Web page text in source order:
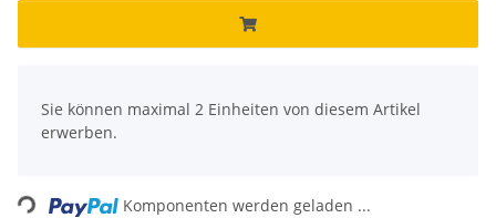
Sie können maximal 2 Einheiten von diesem Artikel
erwerben.
Loading... Komponenten werden geladen ...